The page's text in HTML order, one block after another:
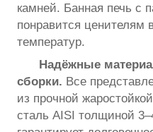
камней. Банная печь с
понравится ценителям
температур.
Надёжные
сборки. Все
из прочной
сталь AISI толщиной